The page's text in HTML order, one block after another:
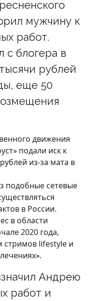
мужчину к
работ.
с блогера в
рублей
еще 50
движения
подали иск к
из-за мата в
подобные сетевые
в России.
в области
2020 года,
стримов lifestyle и
Андрею
работ и